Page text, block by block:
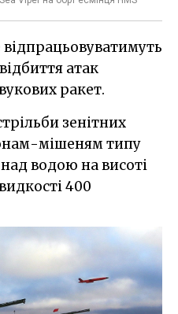
атак
ракет.
зенітних
мішеням типу
водою на висоті
400